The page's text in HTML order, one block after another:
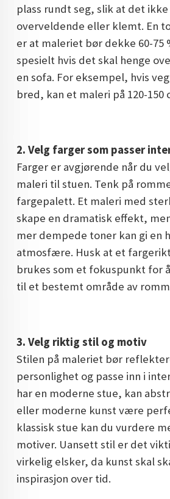
plass rundt seg, slik at det
overveldende eller klemt. En
er at maleriet bør dekke 60-75
spesielt hvis det skal henge
en sofa. For eksempel, hvis
bred, kan et maleri på 120-
2. Velg farger som passer
Farger er avgjørende når du
maleri til stuen. Tenk på
fargepalett. Et maleri med
skape en dramatisk effekt,
mer dempede toner kan gi en
atmosfære. Husk at et
brukes som et fokuspunkt for
til et bestemt område av
3. Velg riktig stil og motiv
Stilen på maleriet bør
personlighet og passe inn i
har en moderne stue, kan
eller moderne kunst være
klassisk stue kan du vurdere
motiver. Uansett stil er det
virkelig elsker, da kunst skal
inspirasjon over tid.